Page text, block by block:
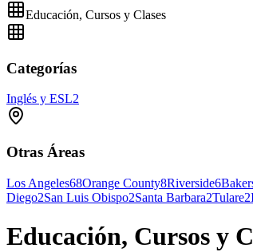
Educación, Cursos y Clases
Categorías
Inglés y ESL2
Otras Áreas
Los Angeles68Orange County8Riverside6
Diego2San Luis Obispo2Santa Barbara2Tulare2
Educación, Cursos y